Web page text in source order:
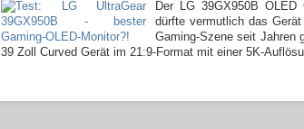
Der LG 39GX950B OLED
dürfte vermutlich das
Gaming-Szene seit Jahren
39 Zoll Curved Gerät im 21:9-Format mit einer 5K-